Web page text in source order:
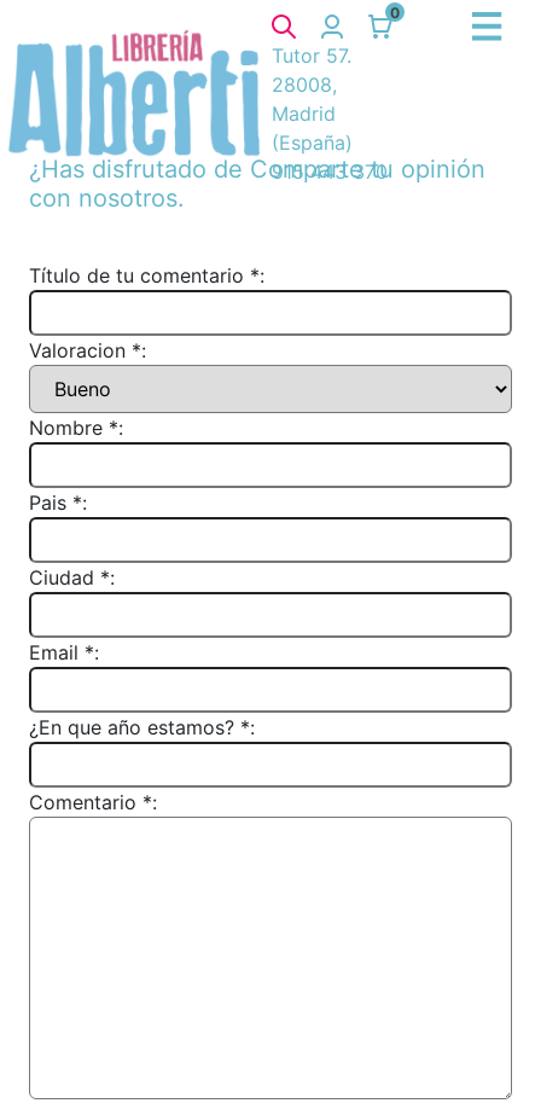
0
Tutor 57.
28008,
Madrid
(España)
915 443 370
¿Has disfrutado de Comparte tu opinión
con nosotros.
Título de tu comentario *:
Valoracion *:
Nombre *:
Pais *:
Ciudad *:
Email *:
¿En que año estamos? *:
Comentario *: